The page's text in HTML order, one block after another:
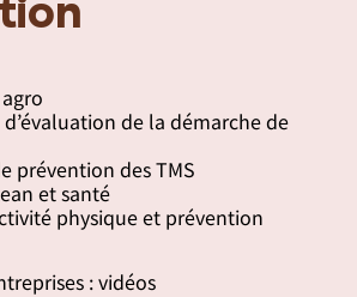
d’évaluation de la démarche de
prévention des TMS
et santé
physique et prévention
: vidéos